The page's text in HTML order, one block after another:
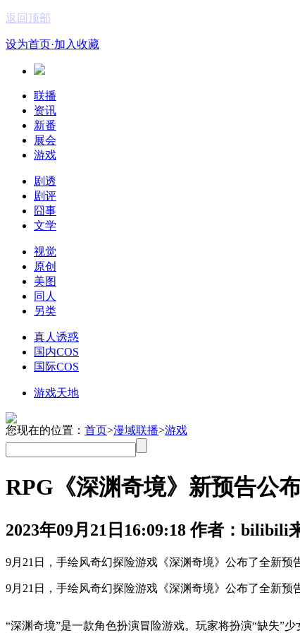
返回顶部
设为首页·加入收藏
联播
资讯
新番
展会
游戏
剧透
剧评
囧事
文学
视觉
原创
美图
同人
另类
真人诱惑
国内COS
国际COS
游戏天地
您现在的位置： 首页>漫域联播>游戏
RPG《深渊奇境》新预告公
2023年09月21日 16:09:18 作者：bilibili
9月21日，手绘风奇幻探险游戏《深渊奇境》公布了全新预
9月21日，手绘风奇幻探险游戏《深渊奇境》公布了全新预
“深渊奇境”是一款角色扮演冒险游戏。玩家将扮演“缺失”